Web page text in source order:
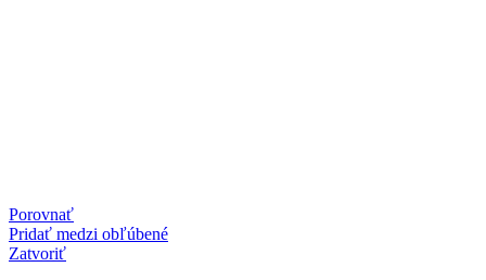
Porovnať
Pridať medzi obľúbené
Zatvoriť